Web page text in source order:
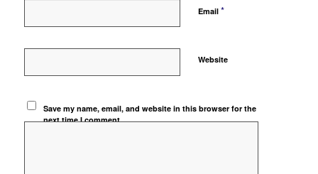
Email *
Website
Save my name, email, and website in this browser for the
next time I comment.